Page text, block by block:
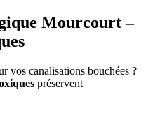
Mourcourt –
vos canalisations bouchées ?
préservent